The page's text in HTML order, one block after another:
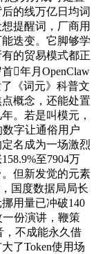
的线万亿日均词
提醒词，厂商用
迭变。它脚够学
的贸易模式都正
年月OpenClaw
《词元》科普文
概念，还能处置
。若是叫模元，
字让通俗用户
名成为一场激烈
至7904万
但新发觉的元素
国度数据局局长
用量已冲破140
份演讲，鞭策
，不成能永久借
了Token使用场